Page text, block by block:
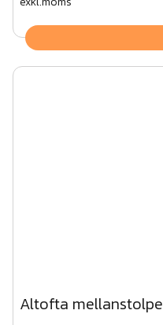
Altofta mellanstolpe